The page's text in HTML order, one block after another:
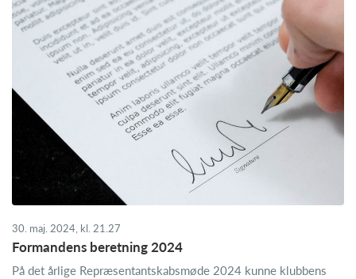
30. maj. 2024, kl. 21.27
Formandens beretning 2024
På det årlige Repræsentantskabsmøde 2024 kunne klubbens